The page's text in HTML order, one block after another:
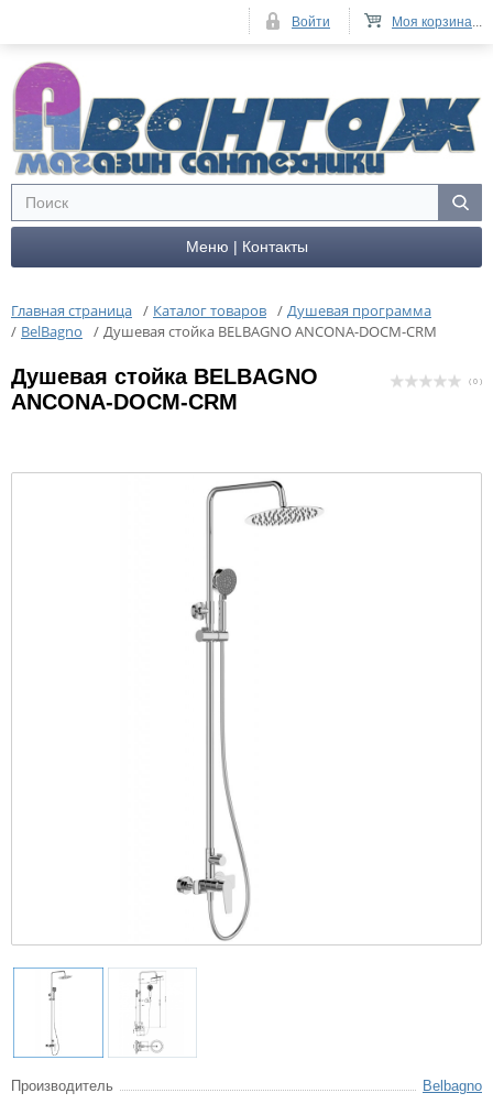
Меню | Контакты
Главная страница / Каталог товаров / Душевая программа
/ BelBagno / Душевая стойка BELBAGNO ANCONA-DOCM-CRM
Душевая стойка BELBAGNO
ANCONA-DOCM-CRM
( 0 )
Производитель
Belbagno
Моя корзина...
Войти